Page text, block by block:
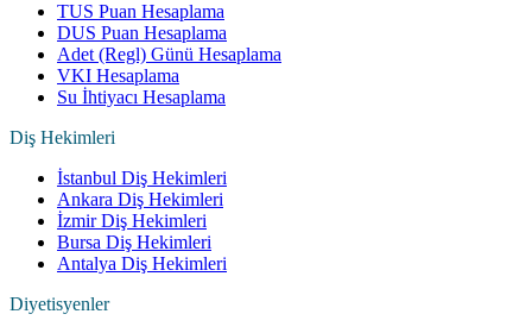
TUS Puan Hesaplama
DUS Puan Hesaplama
Adet (Regl) Günü Hesaplama
VKI Hesaplama
Su İhtiyacı Hesaplama
Diş Hekimleri
İstanbul Diş Hekimleri
Ankara Diş Hekimleri
İzmir Diş Hekimleri
Bursa Diş Hekimleri
Antalya Diş Hekimleri
Diyetisyenler